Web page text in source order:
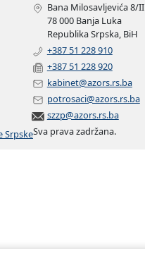
Bana Milosavljevića 8/II
78 000 Banja Luka
Republika Srpska, BiH
+387 51 228 910
+387 51 228 920
kabinet@azors.rs.ba
potrosaci@azors.rs.ba
szzp@azors.rs.ba
SrpskeSva prava zadržana.